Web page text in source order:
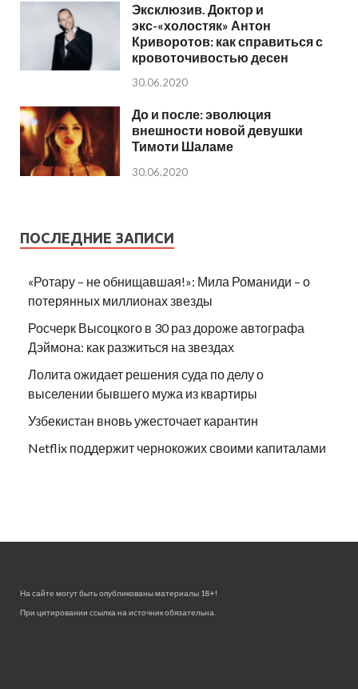
Эксклюзив. Доктор и
экс-«холостяк» Антон
Криворотов: как справиться с
кровоточивостью десен
30.06.2020
До и после: эволюция
внешности новой девушки
Тимоти Шаламе
30.06.2020
ПОСЛЕДНИЕ ЗАПИСИ
«Ротару – не обнищавшая!»: Мила Романиди – о
потерянных миллионах звезды
Росчерк Высоцкого в 30 раз дороже автографа
Дэймона: как разжиться на звездах
Лолита ожидает решения суда по делу о
выселении бывшего мужа из квартиры
Узбекистан вновь ужесточает карантин
Netflix поддержит чернокожих своими капиталами
На сайте могут быть опубликованы материалы 18+!
При цитировании ссылка на источник обязательна.